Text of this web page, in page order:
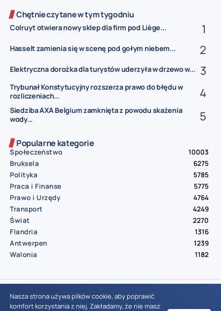
Chętnie czytane w tym tygodniu
Colruyt otwiera nowy sklep dla firm pod Liège...
Hasselt zamienia się w scenę pod gołym niebem...
Elektryczna dorożka dla turystów uderzyła w drzewo w...
Trybunał Konstytucyjny rozszerza prawo do błędu w
rozliczeniach...
Siedziba AXA Belgium zamknięta z powodu skażenia
wody...
Popularne kategorie
Społeczeństwo
10003
Bruksela
6275
Polityka
5785
Praca i Finanse
5775
Prawo i Urzędy
4764
Transport
4249
Świat
2270
Flandria
1316
Antwerpen
1239
Walonia
1182
© Aktualnosci.be – All Right Reserved 2016-2026
Nasza strona używa plików cookie, aby poprawić
komfort korzystania z niej. Zakładamy, że nie masz